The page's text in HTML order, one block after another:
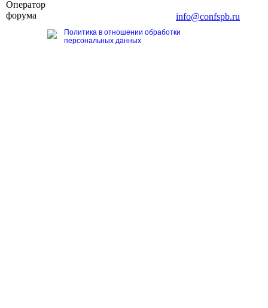
Оператор
форума
info@confspb.ru
Политика в отношении обработки
персональных данных